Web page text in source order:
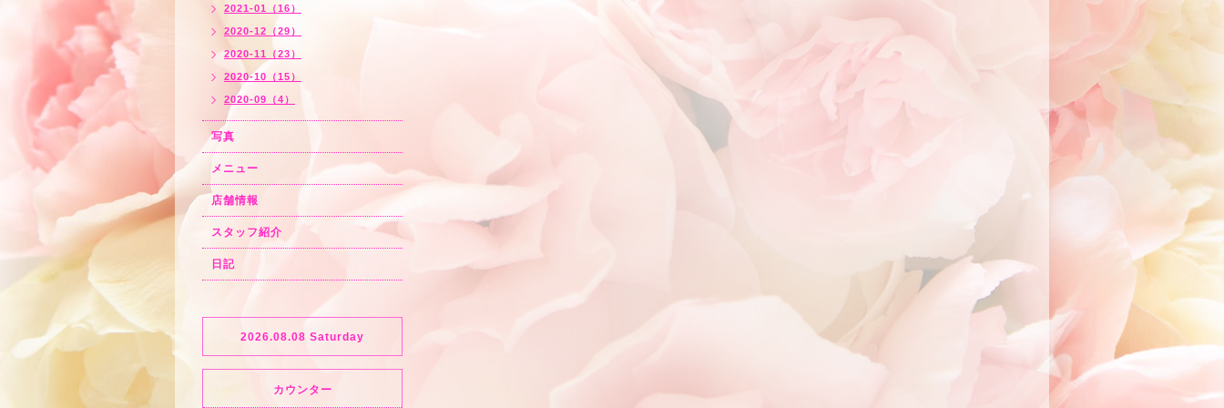
2021-01（16）
2020-12（29）
2020-11（23）
2020-10（15）
2020-09（4）
写真
メニュー
店舗情報
スタッフ紹介
日記
2026.08.08 Saturday
カウンター